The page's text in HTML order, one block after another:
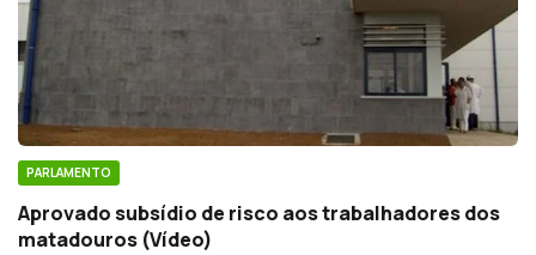
PARLAMENTO
Aprovado subsídio de risco aos trabalhadores dos
matadouros (Vídeo)